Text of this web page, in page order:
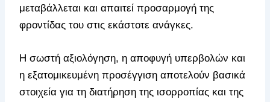
μεταβάλλεται και απαιτεί προσαρμογή της
φροντίδας του στις εκάστοτε ανάγκες.
Η σωστή αξιολόγηση, η αποφυγή υπερβολών και
η εξατομικευμένη προσέγγιση αποτελούν βασικά
στοιχεία για τη διατήρηση της ισορροπίας και της